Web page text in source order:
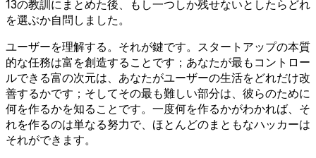
13の教訓にまとめた後、もし一つしか残せないとしたらどれ
を選ぶか自問しました。
ユーザーを理解する。それが鍵です。スタートアップの本質
的な任務は富を創造することです；あなたが最もコントロー
ルできる富の次元は、あなたがユーザーの生活をどれだけ改
善するかです；そしてその最も難しい部分は、彼らのために
何を作るかを知ることです。一度何を作るかがわかれば、そ
れを作るのは単なる努力で、ほとんどのまともなハッカーは
それができます。